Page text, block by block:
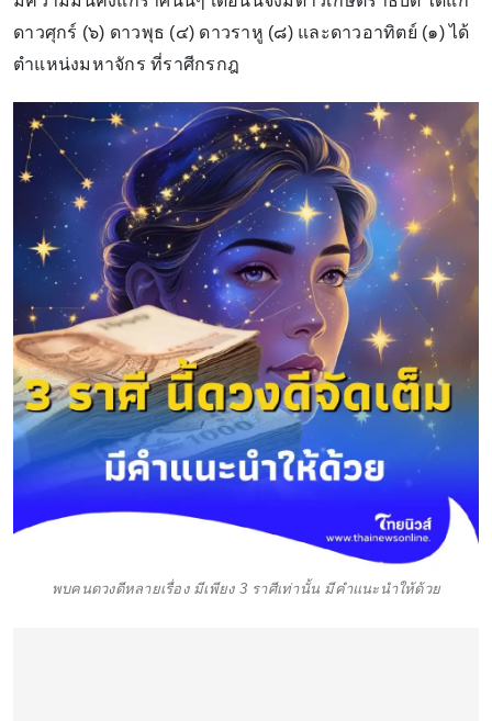
ดาวศุกร์ (๖) ดาวพุธ (๔) ดาวราหู (๘) และดาวอาทิตย์ (๑) ได้
ตำแหน่งมหาจักร ที่ราศีกรกฎ
พบคนดวงดีหลายเรื่อง มีเพียง 3 ราศีเท่านั้น มีคำแนะนำให้ด้วย